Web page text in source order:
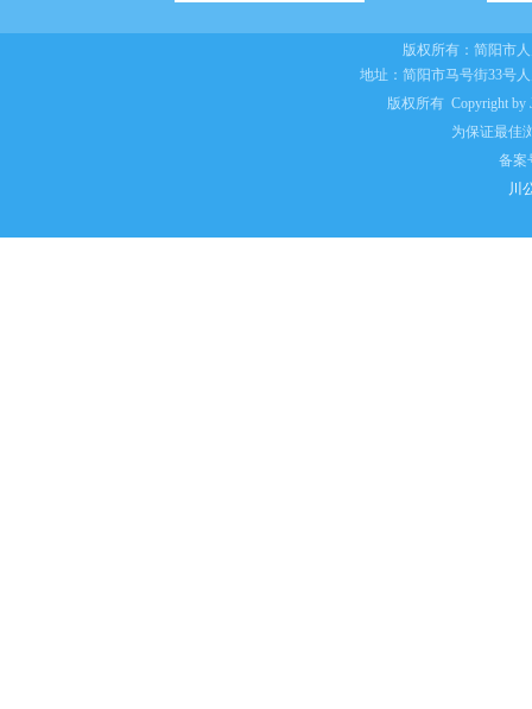
版权所有： 简阳市
地址：简阳市马号街33号
版权所有 Copyright by
为保证最佳
备案
川